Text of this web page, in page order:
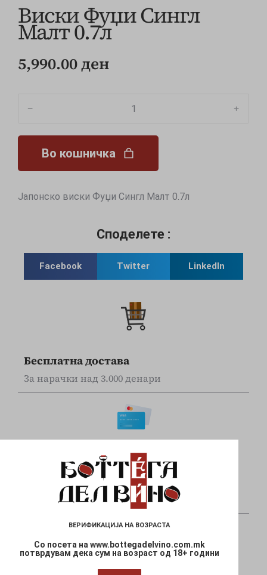
Виски Фуџи Сингл
Малт 0.7л
5,990.00ден
﹣ ﹢
Во кошничка
Јапонско виски Фуџи Сингл Малт 0.7л
Споделете :
Facebook Twitter LinkedIn
Бесплатна достава
За нарачки над 3.000 денари
Online наплата
Плаќајте сигурно и безбедно со вашите Visa
и Mastercard
ВЕРИФИКАЦИЈА НА ВОЗРАСТА
Со посета на www.bottegadelvino.com.mk
потврдувам дека сум на возраст од 18+ години